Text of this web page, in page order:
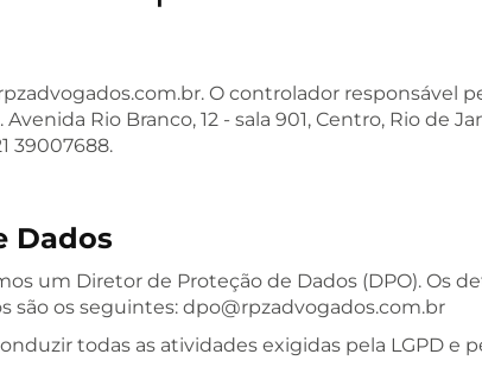
O controlador responsável
Rio Branco, 12 - sala 901, Centro, Rio de
39007688.
Dados
um Diretor de Proteção de Dados (DPO). Os
são os seguintes: dpo@rpzadvogados.com.br
todas as atividades exigidas pela LGPD e